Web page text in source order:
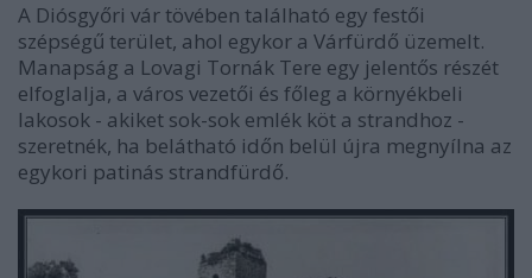
A Diósgyőri vár tövében található egy festői
szépségű terület, ahol egykor a Várfürdő üzemelt.
Manapság a Lovagi Tornák Tere egy jelentős részét
elfoglalja, a város vezetői és főleg a környékbeli
lakosok - akiket sok-sok emlék köt a strandhoz -
szeretnék, ha belátható időn belül újra megnyílna az
egykori patinás strandfürdő.